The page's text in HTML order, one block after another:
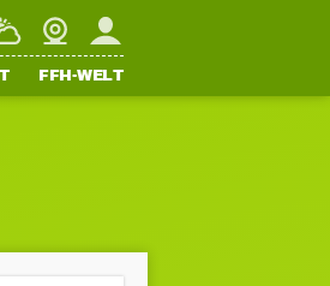
WebcamMein FFH
FFH-WELT